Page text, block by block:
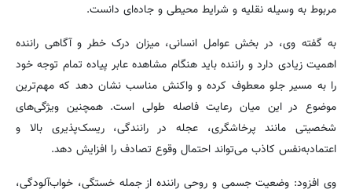
مربوط به وسیله نقلیه و شرایط محیطی و جاده‌ای دانست.
به گفته وی، در بخش عوامل انسانی، میزان درک خطر و آگاهی راننده
اهمیت زیادی دارد و راننده باید هنگام مشاهده عابر پیاده تمام توجه خود
را به مسیر جلو معطوف کرده و واکنش مناسب نشان دهد که مهم‌ترین
موضوع در این میان رعایت فاصله طولی است. همچنین ویژگی‌های
شخصیتی مانند پرخاشگری، عجله در رانندگی، ریسک‌پذیری بالا و
اعتمادبه‌نفس کاذب می‌تواند احتمال وقوع تصادف را افزایش دهد.
وی افزود: وضعیت جسمی و روحی راننده از جمله خستگی، خواب‌آلودگی،